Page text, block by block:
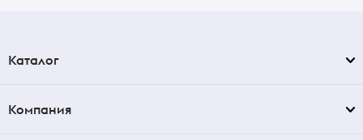
Каталог
Компания